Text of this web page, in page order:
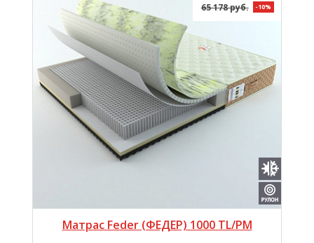
65 178 руб. -10%
Матрас Feder (ФЕДЕР) 1000 TL/PM